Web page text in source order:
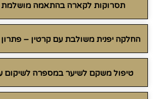
תסרוקות לקארה בהתאמה מושלמת
החלקה יפנית משולבת עם קרטין –
טיפול משקם לשיער במספרה לשיקום